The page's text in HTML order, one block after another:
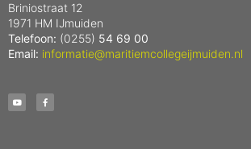
Briniostraat 12
1971 HM IJmuiden
Telefoon: (0255) 54 69 00
Email: informatie@maritiemcollegeijmuiden.nl